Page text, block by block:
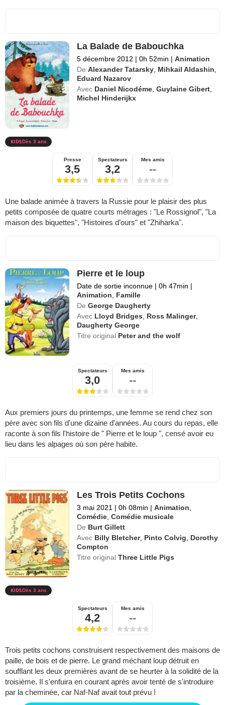
La Balade de Babouchka
5 décembre 2012 | 0h 52min | Animation
De Alexander Tatarsky Mihkail Aldashin
Eduard Nazarov
Avec Daniel Nicodéme ,Guylaine Gibert
Michel Hinderijkx
Dès 3 ans
Presse
3,5
Spectateurs
3,2
Mes amis
--
Une balade animée à travers la Russie pour le plaisir des plus
petits composée de quatre courts métrages : "Le Rossignol", "La
maison des biquettes", "Histoires d’ours" et "Zhiharka".
Pierre et le loup
Date de sortie inconnue | 0h 47min |
Animation
Famille
De George Daugherty
Avec Lloyd Bridges Ross Malinger,
Daugherty George
Titre original Peter and the wolf
Spectateurs
3,0
Mes amis
--
Aux premiers jours du printemps, une femme se rend chez son
père avec son fils d'une dizaine d'années. Au cours du repas, elle
raconte à son fils l'histoire de " Pierre et le loup ", censé avoir eu
lieu dans les alpages où son père habite.
Les Trois Petits Cochons
3 mai 2021 | 0h 08min | Animation
Comédie ,Comédie musicale
De Burt Gillett
Avec Billy Bletcher, Pinto Colvig
Dorothy
Compton
Titre originalThree Little Pigs
Dès 3 ans
Spectateurs
4,2
Mes amis
--
Trois petits cochons construisent respectivement des maisons de
paille, de bois et de pierre. Le grand méchant loup détruit en
soufflant les deux premières avant de se heurter à la solidité de la
troisième. Il s'enfuira en courant après avoir tenté de s'introduire
par la cheminée, car Naf-Naf avait tout prévu !